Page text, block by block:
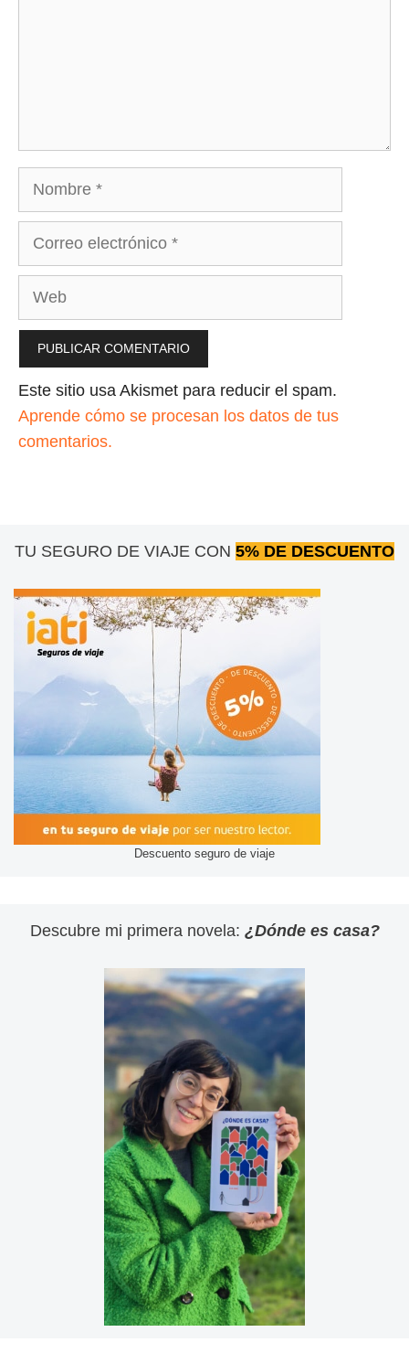
Nombre
Correo
Web
Este sitio usa Akismet para reducir el spam.
Aprende cómo se procesan los datos de tus
comentarios.
TU SEGURO DE VIAJE CON 5% DE DESCUENTO
Descuento seguro de viaje
Descubre mi primera novela: ¿Dónde es casa?